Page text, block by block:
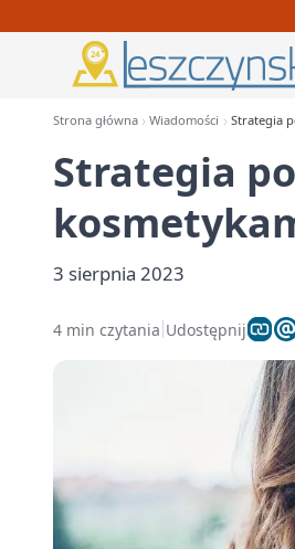
Strona główna Wiadomości Strategia
Strategia
3 sierpnia 2023
4 min czytania Udostępnij